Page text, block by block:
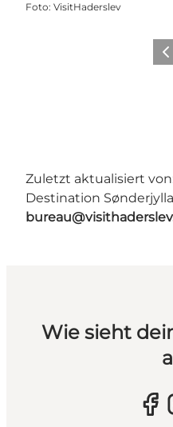
Foto: VisitHaderslev
Zuletzt aktualisiert
Destination
Wie sieht